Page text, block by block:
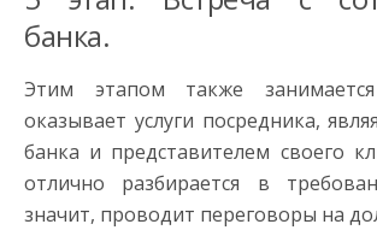
банка.
Этим этапом также
оказывает услуги посредника,
банка и представителем своего
отлично разбирается в
значит, проводит переговоры на